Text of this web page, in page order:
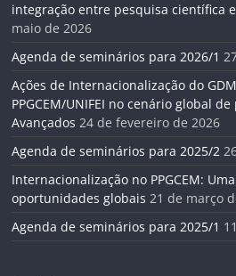
integração entre pesquisa científica
maio de 2026
Agenda de seminários para 2026/1
Ações de Internacionalização do
PPGCEM/UNIFEI no cenário global
Avançados 24 de fevereiro de 2026
Agenda de seminários para 2025/2
Internacionalização no PPGCEM:
oportunidades globais 21 de março
Agenda de seminários para 2025/1